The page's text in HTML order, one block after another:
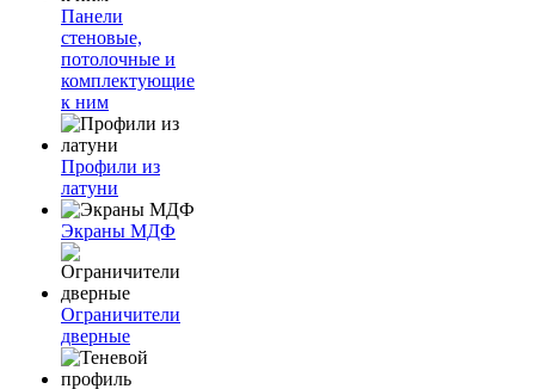
Панели
стеновые,
потолочные и
комплектующие
к ним
Профили из
латуни
Экраны МДФ
Ограничители
дверные